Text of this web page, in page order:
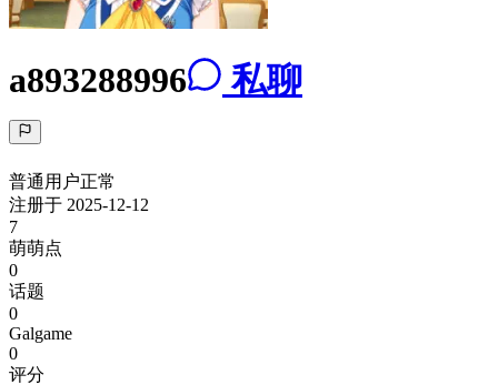
a893288996 私聊
普通用户正常
注册于 2025-12-12
7
萌萌点
0
话题
0
Galgame
0
评分